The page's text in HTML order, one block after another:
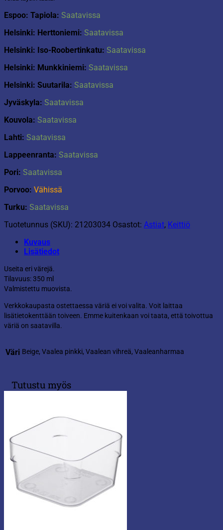
Espoo: Tapiola: Saatavissa
Helsinki: Herttoniemi: Saatavissa
Helsinki: Iso-Roobertinkatu: Saatavissa
Helsinki: Munkkiniemi: Saatavissa
Helsinki: Suutarila: Saatavissa
Jyväskyla: Saatavissa
Kouvola: Saatavissa
Lahti: Saatavissa
Lappeenranta: Saatavissa
Pori: Saatavissa
Porvoo: Vähissä
Turku: Saatavissa
Tuotetunnus (SKU): 21203034 Osastot: Astiat, Keittiö
Kuvaus
Lisätiedot
Useita eri värejä.
Tilavuus: 350 ml
Valmistettu muovista.
Verkkokaupasta ostettaessa väriä ei voi valita. Voit laittaa
lisätietokenttään toiveen. Emme kuitenkaan voi taata, että toivottua
väriä on saatavilla.
Väri Beige, Vaalea pinkki, Vaalean vihreä, Vaaleanharmaa
Tutustu myös